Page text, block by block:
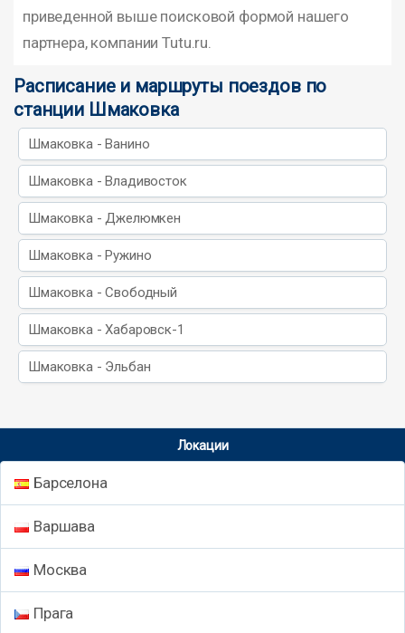
приведенной выше поисковой формой нашего
партнера, компании Tutu.ru.
Расписание и маршруты поездов по
станции Шмаковка
Шмаковка - Ванино
Шмаковка - Владивосток
Шмаковка - Джелюмкен
Шмаковка - Ружино
Шмаковка - Свободный
Шмаковка - Хабаровск-1
Шмаковка - Эльбан
Локации
Барселона
Варшава
Москва
Прага